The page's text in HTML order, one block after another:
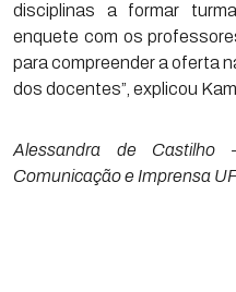
disciplinas a formar
enquete com os
para compreender a oferta
dos docentes”, explicou
Alessandra de
Comunicação e Imprensa